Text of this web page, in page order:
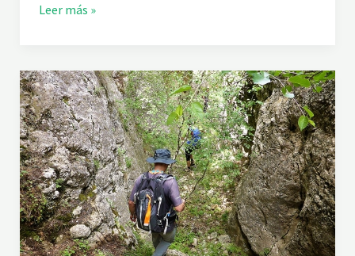
B
N
C
O
D
E
L
A
H
O
Z
(
C
A
L
O
Leer más »